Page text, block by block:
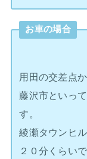
お車の場合
用田の交差点
藤沢市といっ
す。
綾瀬タウンヒ
２０分くらいで